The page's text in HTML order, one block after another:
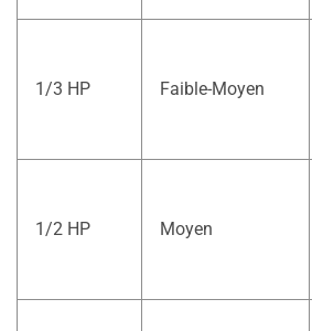
1/3 HP Faible-Moyen
1/2 HP Moyen